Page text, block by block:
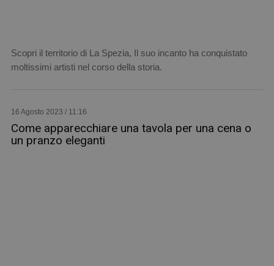
Scopri il territorio di La Spezia, Il suo incanto ha conquistato
moltissimi artisti nel corso della storia.
16 Agosto 2023 / 11:16
Come apparecchiare una tavola per una cena o
un pranzo eleganti